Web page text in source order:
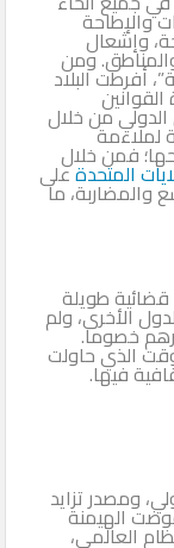
والإطاحة
وإشعال
ومن
أفرطت البلاد
الدولي من خلال
لملاءمة
فمن خلال
المتحدةعلى
والمضاربة، ما
طويلة
الأخرى، ولم
خصوما.
الذي حاولت
فيها.
ومصدر تزايد
الهيمنة
العالمي،